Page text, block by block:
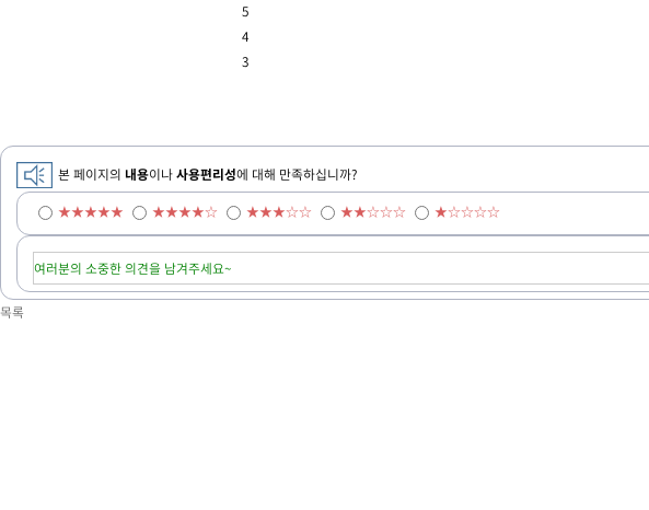
5
4
3
본 페이지의 내용이나사용편리성에 대해 만족하십니까?
★★★★★
★★★★☆ ★★★☆☆ ★★☆☆☆ ★☆☆☆☆
목록